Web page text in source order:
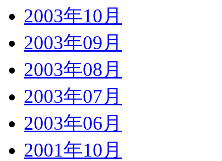
2003年10月
2003年09月
2003年08月
2003年07月
2003年06月
2001年10月